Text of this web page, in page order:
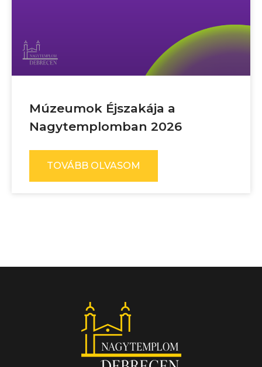
Múzeumok Éjszakája a
Nagytemplomban 2026
TOVÁBB OLVASOM